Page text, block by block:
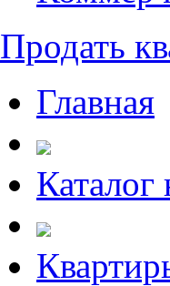
Продать
Главная